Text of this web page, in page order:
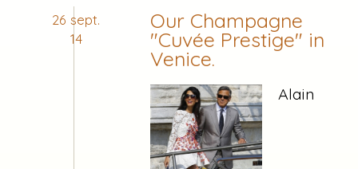
26 sept.
14
Our Champagne
"Cuvée Prestige" in
Venice.
Alain